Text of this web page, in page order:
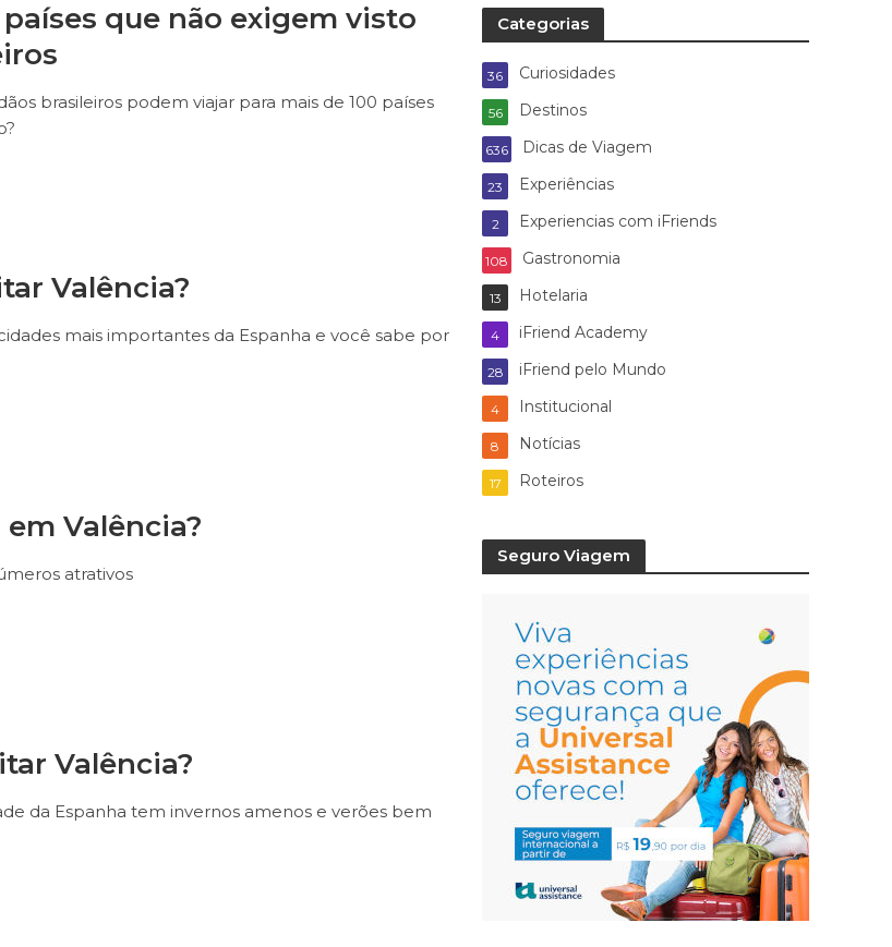
países que não exigem visto
brasileiros podem viajar para mais de 100 países
Valência?
mais importantes da Espanha e você sabe por
Valência?
atrativos
Valência?
da Espanha tem invernos amenos e verões bem
Categorias
Curiosidades
36
Destinos
56
Dicas de Viagem
636
Experiências
23
Experiencias com iFriends
2
Gastronomia
108
Hotelaria
13
iFriend Academy
4
iFriend pelo Mundo
28
Institucional
4
Notícias
8
Roteiros
17
Seguro Viagem